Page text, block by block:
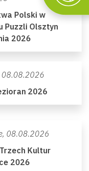
Polski w
Puzzli Olsztyn
2026
08.08.2026
2026
08.08.2026
Kultur
2026